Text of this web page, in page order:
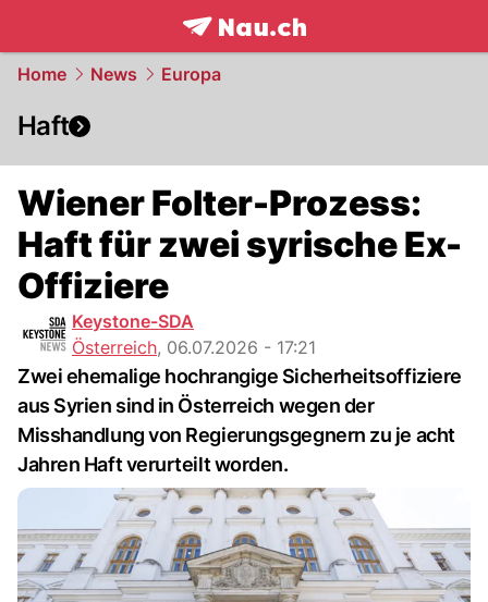
frontpage.NAU.ch
Home News Europa
Haft
Wiener Folter-Prozess:
Haft für zwei syrische Ex-
Offiziere
Keystone-SDA
Österreich, 06.07.2026 - 17:21
Zwei ehemalige hochrangige Sicherheitsoffiziere
aus Syrien sind in Österreich wegen der
Misshandlung von Regierungsgegnern zu je acht
Jahren Haft verurteilt worden.